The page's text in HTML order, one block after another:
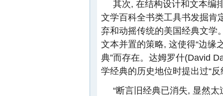
其次, 在结构设计和文本编
文学百科全书类工具书发掘肯
弃和动摇传统的美国经典文学
文本并置的策略, 这使得“边缘
典”而存在。达姆罗什(David
学经典的历史地位时提出过“
“断言旧经典已消失, 显然